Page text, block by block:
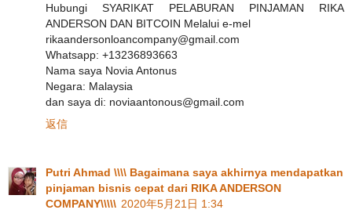
Hubungi SYARIKAT PELABURAN PINJAMAN RIKA
ANDERSON DAN BITCOIN Melalui e-mel
rikaandersonloancompany@gmail.com
Whatsapp: +13236893663
Nama saya Novia Antonus
Negara: Malaysia
dan saya di: noviaantonous@gmail.com
返信
Putri Ahmad \\\\ Bagaimana saya akhirnya mendapatkan
pinjaman bisnis cepat dari RIKA ANDERSON
COMPANY\\\\\ 2020年5月21日 1:34